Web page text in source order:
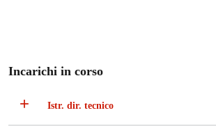
Incarichi in corso
Istr. dir. tecnico